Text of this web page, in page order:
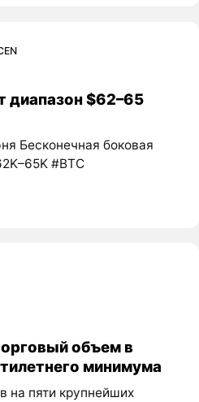
диапазон $62–65
Бесконечная боковая
#BTC
объем в
минимума
на пяти крупнейших